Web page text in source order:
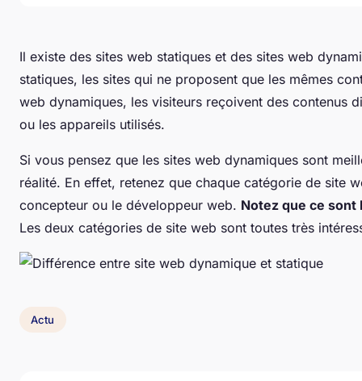
Il existe des sites web statiques et des sites web
statiques, les sites qui ne proposent que les mêmes
web dynamiques, les visiteurs reçoivent des contenus
ou les appareils utilisés.
Si vous pensez que les sites web dynamiques sont
réalité. En effet, retenez que chaque catégorie de site
concepteur ou le développeur web. Notez que ce
Les deux catégories de site web sont toutes très
Actu